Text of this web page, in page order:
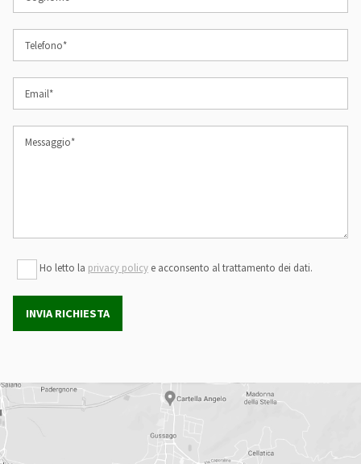
Telefono*
Email*
Messaggio*
Ho letto la privacy policy e acconsento al trattamento dei dati.
INVIA RICHIESTA